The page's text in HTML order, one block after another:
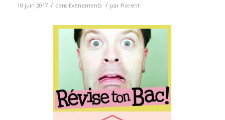
10 juin 2017 / dans Evènements / par Florent